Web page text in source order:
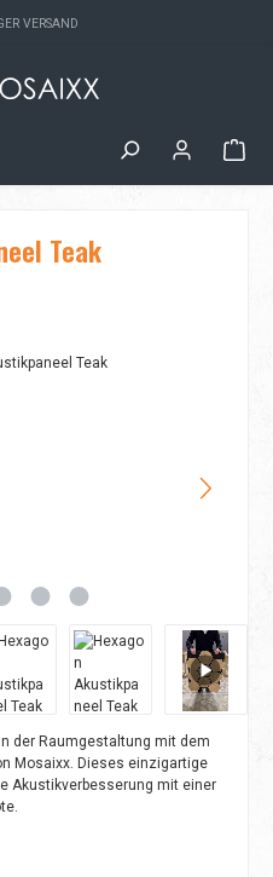
VERSAND
Teak
der Raumgestaltung mit dem
Mosaixx. Dieses einzigartige
Akustikverbesserung mit einer